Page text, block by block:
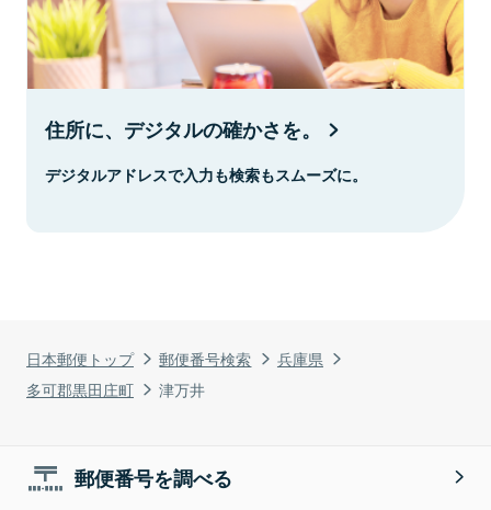
日本郵便トップ 郵便番号検索
兵庫県
多可郡黒田庄町
津万井
住所に、デジタルの確かさを。
デジタルアドレスで入力も検索もスムーズに。
郵便番号を調べる